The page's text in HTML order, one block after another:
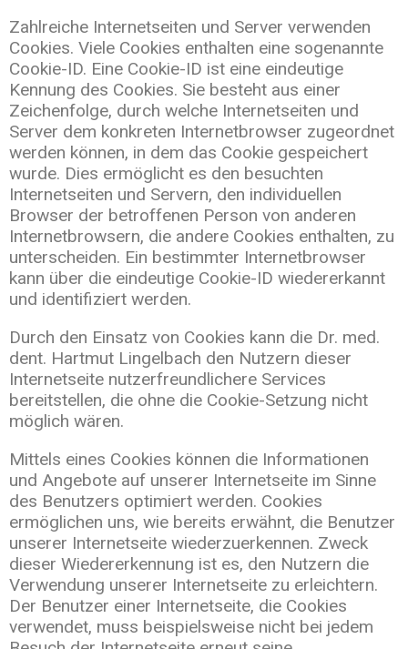
Zahlreiche Internetseiten und Server verwenden
Cookies. Viele Cookies enthalten eine sogenannte
Cookie-ID. Eine Cookie-ID ist eine eindeutige
Kennung des Cookies. Sie besteht aus einer
Zeichenfolge, durch welche Internetseiten und
Server dem konkreten Internetbrowser zugeordnet
werden können, in dem das Cookie gespeichert
wurde. Dies ermöglicht es den besuchten
Internetseiten und Servern, den individuellen
Browser der betroffenen Person von anderen
Internetbrowsern, die andere Cookies enthalten, zu
unterscheiden. Ein bestimmter Internetbrowser
kann über die eindeutige Cookie-ID wiedererkannt
und identifiziert werden.
Durch den Einsatz von Cookies kann die Dr. med.
dent. Hartmut Lingelbach den Nutzern dieser
Internetseite nutzerfreundlichere Services
bereitstellen, die ohne die Cookie-Setzung nicht
möglich wären.
Mittels eines Cookies können die Informationen
und Angebote auf unserer Internetseite im Sinne
des Benutzers optimiert werden. Cookies
ermöglichen uns, wie bereits erwähnt, die Benutzer
unserer Internetseite wiederzuerkennen. Zweck
dieser Wiedererkennung ist es, den Nutzern die
Verwendung unserer Internetseite zu erleichtern.
Der Benutzer einer Internetseite, die Cookies
verwendet, muss beispielsweise nicht bei jedem